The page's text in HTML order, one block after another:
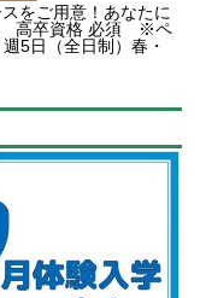
をご用意！あなたに
。 高卒資格 必須 ※ペ
5日（全日制）春・